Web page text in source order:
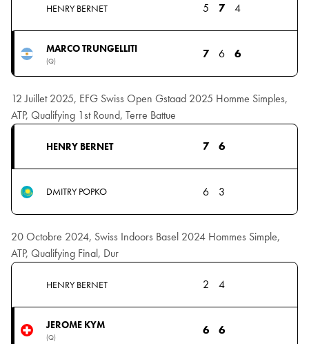
HENRY BERNET 5 7 4
MARCO TRUNGELLITI
(Q)
7 6 6
12 Juillet 2025, EFG Swiss Open Gstaad 2025 Homme Simples,
ATP, Qualifying 1st Round, Terre Battue
HENRY BERNET 7 6
DMITRY POPKO 6 3
20 Octobre 2024, Swiss Indoors Basel 2024 Hommes Simple,
ATP, Qualifying Final, Dur
HENRY BERNET 2 4
JEROME KYM
(Q)
6 6